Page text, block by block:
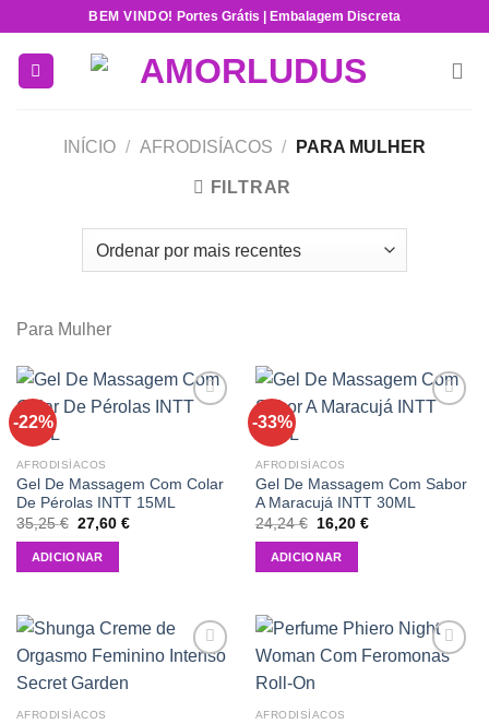
content
BEM VINDO! Portes Grátis | Embalagem Discreta
INÍCIO / AFRODISÍACOS / PARA MULHER
FILTRAR
Para Mulher
-22%
AFRODISÍACOS
Gel De Massagem Com Colar
De Pérolas INTT 15ML
35,25€ O
preço
original
era:
27,60 €O
ADICIONAR
-33%
AFRODISÍACOS
Gel De Massagem Com Sabor
A Maracujá INTT 30ML
24,24€
O
preço
original
era:
16,20 €O
ADICIONAR
AFRODISÍACOS AFRODISÍACOS